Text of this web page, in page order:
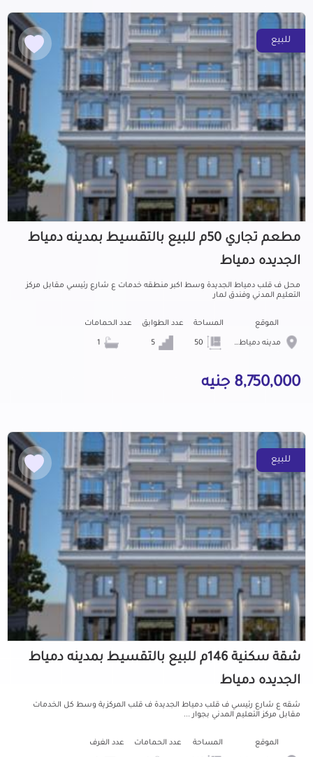
للبيع
مطعم تجاري 50م للبيع بالتقسيط بمدينه دمياط
الجديده دمياط
محل ف قلب دمياط الجديدة وسط اكبر منطقه خدمات ع شارع رئيسي مقابل مركز
التعليم المدني وفندق لمار
الموقع
مدينه دمياط الجديده
المساحة عدد الطوابق عدد الحمامات
8,750,000 جنيه
للبيع
شقة سكنية 146م للبيع بالتقسيط بمدينه دمياط
الجديده دمياط
شقه ع شارع رئيسي ف قلب دمياط الجديدة ف قلب المركزية وسط كل الخدمات
مقابل مركز التعليم المدني بجوار ...
الموقع المساحة عدد الحمامات عدد الغرف